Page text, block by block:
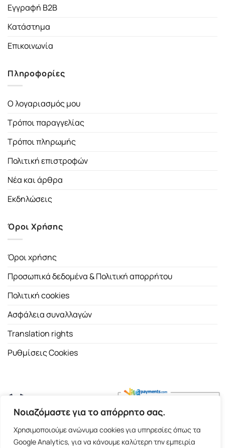
Νοιαζόμαστε για το απόρρητο σας.
Χρησιμοποιούμε ανώνυμα cookies για υπηρεσίες όπως τα
Google Analytics, για να κάνουμε καλύτερη την εμπειρία
Εγγραφή B2B
Κατάστημα
Επικοινωνία
Πληροφορίες
Ο λογαριασμός μου
Τρόποι παραγγελίας
Τρόποι πληρωμής
Πολιτική επιστροφών
Νέα και άρθρα
Εκδηλώσεις
Όροι Χρήσης
Όροι χρήσης
Προσωπικά δεδομένα & Πολιτική απορρήτου
Πολιτική cookies
Ασφάλεια συναλλαγών
Translation rights
Ρυθμίσεις Cookies
Copyright 2026 ©Εκδοτικός Οίκος Α.Α. Λιβάνη| All rights
reserved.